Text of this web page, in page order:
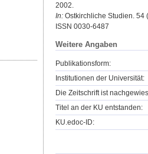
2002.
In: Ostkirchliche Studien. 54
ISSN 0030-6487
Weitere Angaben
Publikationsform:
Institutionen der Universität:
Die Zeitschrift ist
Titel an der KU entstanden:
KU.edoc-ID: